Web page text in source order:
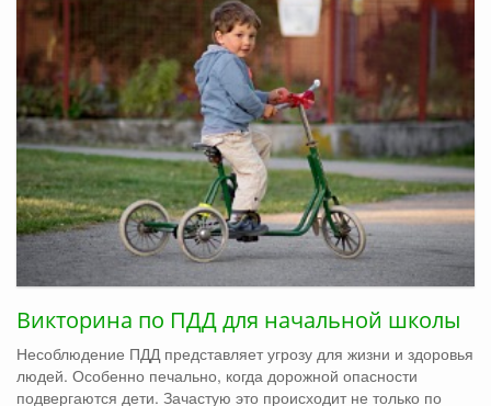
Викторина по ПДД для начальной школы
Несоблюдение ПДД представляет угрозу для жизни и здоровья
людей. Особенно печально, когда дорожной опасности
подвергаются дети. Зачастую это происходит не только по